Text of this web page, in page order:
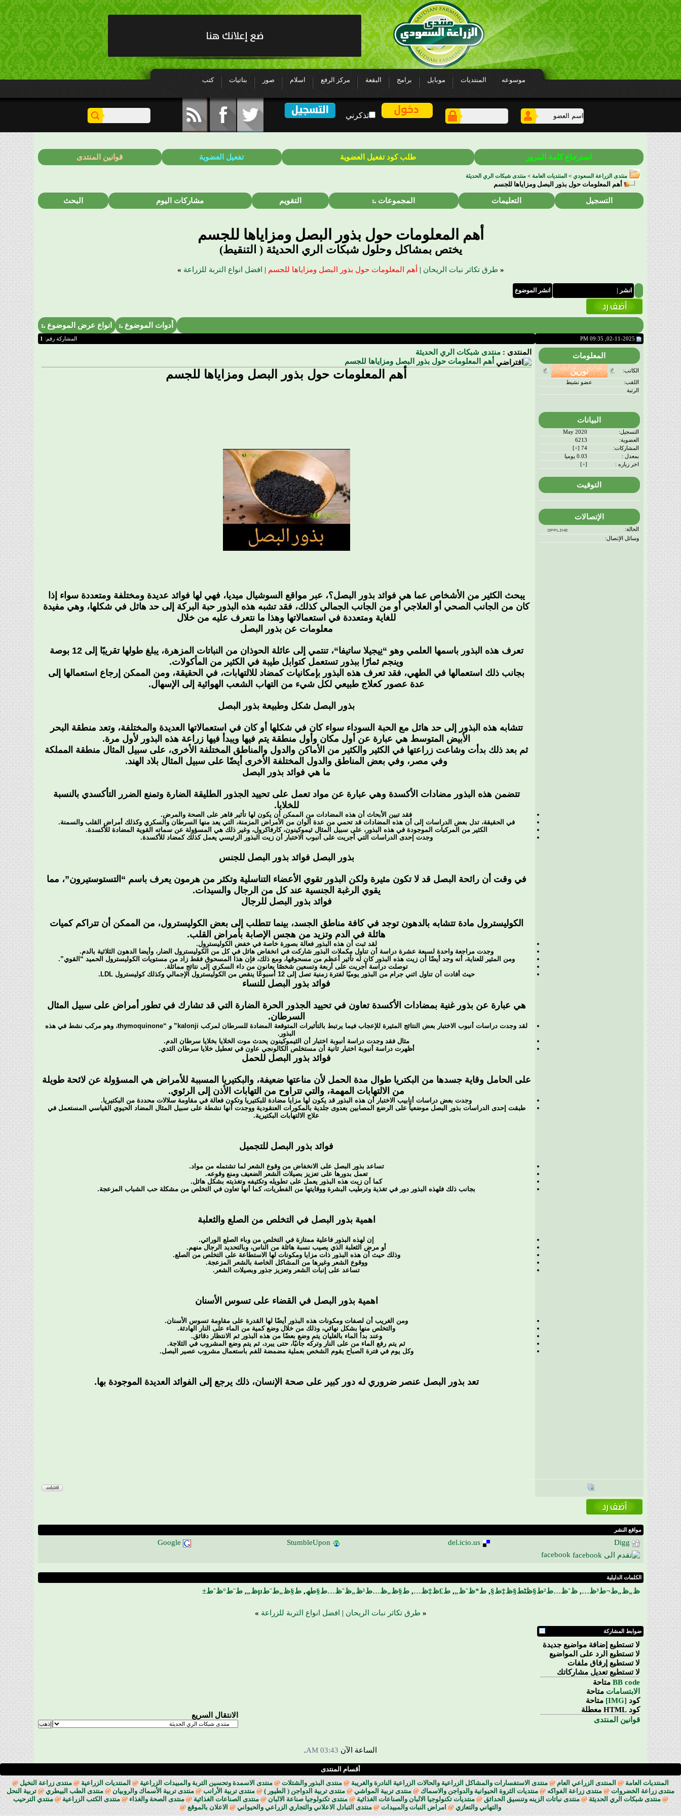
موسوعه المنتديات موبايل برامج البقعة مركز الرفع اسلام صور بناتيات كتب
تذكرني
استرجاع كلمة المرور طلب كود تفعيل العضوية تفعيل العضوية قوانين المنتدى
منتدى الزراعة السعودي > المنتديات العامة >منتدى شبكات الري الحديثة
أهم المعلومات حول بذور البصل ومزاياها للجسم
التسجيل التعليمات المجموعات التقويم مشاركات اليوم البحث
أهم المعلومات حول بذور البصل ومزاياها للجسم
يختص بمشاكل وحلول شبكات الري الحديثة ( التنقيط)
« طرق تكاثر نبات الريحان | أهم المعلومات حول بذور البصل ومزاياها للجسم | افضل انواع التربة للزراعة »
انشر انشر الموضوع
أدوات الموضوع انواع عرض الموضوع
المشاركة رقم: 1
المعلومات
الكاتب:
اللقب:
عضو نشيط
الرتبة
البيانات
التسجيل:
May 2020
العضوية:
6213
المشاركات:
74 [
+
]
بمعدل :
0.03 يوميا
اخر زياره :
[
+
]
التوقيت
الإتصالات
الحالة:
وسائل الإتصال:
المنتدى :منتدى شبكات الري الحديثة
أهم المعلومات حول بذور البصل ومزاياها للجسم
أهم المعلومات حول بذور البصل ومزاياها للجسم
يبحث الكثير من الأشخاص عما هي فوائد بذور البصل؟، عبر مواقع السوشيال ميديا، فهي لها فوائد عديدة ومختلفة ومتعددة سواء إذا
كان من الجانب الصحي أو العلاجي أو من الجانب الجمالي كذلك، فقد تشبه هذه البذور حبة البركة إلى حد هائل في شكلها، وهي مفيدة
للغاية ومتعددة في استعمالاتها وهذا ما نتعرف عليه من خلال
معلومات عن بذور البصل
تعرف هذه البذور باسمها العلمي وهو “نِيجيلا ساتيفا
“، تنتمي إلى عائلة الحوذان من النباتات المزهرة، يبلغ طولها تقريبًا إلى 12 بوصة
وينجم ثمارًا ببذور تستعمل كتوابل طيبة في الكثير من المأكولات.
بجانب ذلك استعمالها في الطهي، فقد تعرف هذه البذور بإمكانيات كمضاد للالتهابات، في الحقيقة، ومن الممكن إرجاع استعمالها إلى
عدة عصور كعلاج طبيعي لكل شيء من التهاب الشعب الهوائية إلى الإسهال.
بذور البصل شكل وطبيعة بذور البصل
تتشابه هذه البذور إلى حد هائل مع الحبة السوداء سواء كان في شكلها أو كان في استعمالاتها العديدة والمختلفة، وتعد منطقة البحر
الأبيض المتوسط هي عبارة عن أول مكان وأول منطقة يتم فيها ويبدأ فيها زراعة هذه البذور لأول مرة.
ثم بعد ذلك بدأت وشاعت زراعتها في الكثير والكثير من الأماكن والدول والمناطق المختلفة الأخرى، على سبيل المثال منطقة المملكة
وفي مصر، وفي بعض المناطق والدول المختلفة الأخرى أيضًا على سبيل المثال بلاد الهند.
ما هي فوائد بذور البصل
تتضمن هذه البذور مضادات الأكسدة وهي عبارة عن مواد تعمل على تحييد الجذور الطليقة الضارة وتمنع الضرر التأكسدي بالنسبة
للخلايا.
فقد تبين الأبحاث أن هذه المضادات من الممكن أن يكون لها تأثير قاهر على الصحة والمرض.
في الحقيقة، تدل بعض الدراسات إلى أن هذه المضادات قد تحمي من عدة ألوان من الأمراض المزمنة، التي يعد منها السرطان والسكري وكذلك أمراض القلب والسمنة.
الكثير من المركبات الموجودة في هذه البذور، على سبيل المثال ثيموكينون، كارفاكرول، وغير ذلك هي المسؤولة عن سماته القوية المضادة للأكسدة.
وجدت إحدى الدراسات التي أجريت على أنبوب الاختبار أن زيت البذور الرئيسي يعمل كذلك كمضاد للأكسدة.
بذور البصل فوائد بذور البصل للجنس
في وقت أن رائحة البصل قد لا تكون مثيرة ولكن البذور تقوي الأعضاء التناسلية وتكثر من هرمون يعرف باسم “التستوستيرون”، مما
يقوي الرغبة الجنسية عند كل من الرجال والسيدات.
فوائد بذور البصل للرجال
الكوليسترول مادة تتشابه بالدهون توجد في كافة مناطق الجسد، بينما تتطلب إلى بعض الكوليسترول، من الممكن أن تتراكم كميات
هائلة في الدم وتزيد من هجس الإصابة بأمراض القلب.
لقد ثبت أن هذه البذور فعالة بصورة خاصة في خفض الكوليسترول.
وجدت مراجعة واحدة لسبعة عشرة دراسة أن تناول مكملات البذور شاركت في انخفاض هائل في كل من الكوليسترول الضار، وأيضا الدهون الثلاثية بالدم.
ومن المثير للعناية، أنه وجد أيضًا أن زيت هذه البذور كان له تأثير أعظم من مسحوقها، ومع ذلك، فإن هذا المسحوق فقط زاد من مستويات الكوليسترول الحميد “القوي”.
توصلت دراسة أجريت على أربعة وتسعين شخصًا يعانون من داء السكري إلى نتائج مماثلة.
حيث أفادت أن تناول اثني جرام من البذور يوميًا لفترة زمنية تصل إلى 12 أسبوعًا ينقص من الكوليسترول الإجمالي وكذلك كوليسترول LDL.
فوائد بذور البصل للنساء
هي عبارة عن بذور غنية بمضادات الأكسدة تعاون في تحييد الجذور الحرة الضارة التي قد تشارك في تطور أمراض على سبيل المثال
السرطان.
لقد وجدت دراسات أنبوب الاختبار بعض النتائج المثيرة للإعجاب فيما يرتبط بالتأثيرات المتوقعة المضادة للسرطان لمركب kalonji” و “thymoquinone، وهو مركب نشط في هذه
البذور.
مثال فقد وجدت دراسة أنبوبة اختبار أن الثيموكينون يحدث موت الخلايا بخلايا سرطان الدم.
أظهرت دراسة أنبوبة اختبار ثانية أن مستخلص الكالونجي عاون في تعطيل خلايا سرطان الثدي.
فوائد بذور البصل للحمل
على الحامل وقاية جسدها من البكتريا طوال مدة الحمل لأن مناعتها ضعيفة، والبكتيريا المسببة للأمراض هي المسؤولة عن لائحة طويلة
من الالتهابات المهمة، والتي تتراوح من التهابات الأذن إلى الرئوي.
وجدت بعض دراسات أنابيب الاختبار أن هذه البذور قد يكون لها مزايا مضادة للبكتيريا وتكون فعالة في مقاومة سلالات محددة من البكتيريا.
طبقت إحدى الدراسات بذور البصل موضعياً على الرضع المصابين بعدوى جلدية بالمكورات العنقودية ووجدت أنها نشطة على سبيل المثال المضاد الحيوي القياسي المستعمل في
علاج الالتهابات البكتيرية.
فوائد بذور البصل للتجميل
تساعد بذور البصل على الانخفاض من وقوع الشعر لما تشتمله من مواد.
تعمل بدورها على تعزيز بصيلات الشعر الضعيف ومنع وقوعه.
كما أن زيت هذه البذور يعمل على تطويله وتكثيفه وتغذيته بشكل هائل.
بجانب ذلك فلهذه البذور دور في تغذية وترطيب البشرة ووقايتها من الفطريات، كما أنها تعاون في التخلص من مشكلة حب الشباب المزعجة.
اهمية بذور البصل في التخلص من الصلع والثعلبة
إن لهذه البذور فاعلية ممتازة في التخلص من وباء الصلع الوراثي.
أو مرض الثعلبة الذي يصيب نسبة هائلة من الناس، وبالتحديد الرجال منهم.
وذلك حيث أن هذه البذور ذات مزايا ومكونات لها الاستطاعة على التخلص من الصلع.
ووقوع الشعر وغيرها من المشاكل الخاصة بالشعر المزعجة.
تساعد على إنبات الشعر وتعزيز جذور وبصيلات الشعر.
اهمية بذور البصل في القضاء على تسوس الأسنان
ومن الغريب أن لصفات ومكونات هذه البذور أيضًا لها القدرة على مقاومة تسوس الأسنان.
والتخلص منها بشكل نهائي، وذلك من خلال وضع كمية من الماء على النار الهادئة.
وعند بدأ الماء بالغليان يتم وضع بعضًا من هذه البذور ثم الانتظار دقائق.
ثم يتم رفع الماء من على النار وتركه جانبًا، حتى يبرد، ثم يتم وضع المشروب في الثلاجة.
وكل يوم في فترة الصباح يقوم الشخص بعملية مضمضة للفم باستعمال مشروب عصير البصل.
تعد بذور البصل عنصر ضروري له دور كبير على صحة الإنسان، ذلك يرجع إلى الفوائد العديدة الموجودة بها.
مواقع النشر
Digg
del.icio.us
StumbleUpon
Google
facebook
الكلمات الدليلية
ظ„ظ„ط¬ط³ظ… ,ظˆظ…ط²ط§ظٹط§ظ‡ط§ ,ط*ظˆظ„,ط£ظ‡ظ…,ط§ظ„ظ…ط¹ظ„ظˆظ…ط§طھ ,ط§ظ„ط¨طµظ„ ,ط¨ط°ظˆط±
« طرق تكاثر نبات الريحان | افضل انواع التربة للزراعة »
ضوابط المشاركة
لا تستطيع إضافة مواضيع جديدة
لا تستطيع الرد على المواضيع
لا تستطيع إرفاق ملفات
لا تستطيع تعديل مشاركاتك
BB code متاحة
الابتسامات متاحة
كود [IMG]
متاحة
كود HTML
معطلة
قوانين المنتدى
الانتقال السريع
الساعة الآن 03:43 AM
.
أقسام المنتدى
المنتديات العامة @ المنتدى الزراعي العام @منتدى الاستفسارات والمشاكل الزراعية والحالات الزراعية النادرة والغريبة @منتدى البذور والشتلات @منتدى الاسمدة وتحسين التربة والمبيدات الزراعية @ المنتديات الزراعية @منتدى زراعة النخيل @
منتدى زراعة الخضروات @ منتدى زراعة الفواكه @منتديات الثروة الحيوانية والدواجن والاسماك @منتدى تربية المواشي @ منتدى تربية الدواجن ( الطيور ) @منتدى تربية الأرانب @ منتدى تربية الأسماك والروبيان @منتدى الطب البيطري @تربية النحل
@منتدى شبكات الري الحديثة @منتدى نباتات الزينه وتنسيق الحدائق @منتديات تكنولوجيا الالبان والصناعات الغذائية @منتدى تكنولوجيا صناعة الالبان @منتدى الصناعات الغذائية @منتدى الصحة والغذاء @منتدى الكتب الزراعية @منتدي الترحيب
والتهاني والتعازي @ امراض النبات والمبيدات @منتدى التبادل الاعلاني والتجاري الزراعي والحيواني @الاعلان بالموقع @